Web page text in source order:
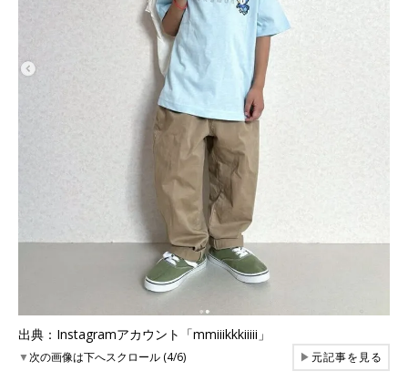
出典：Instagramアカウント「mmiiikkkiiiii」
▼次の画像は下へスクロール (4/6) ▶元記事を見る